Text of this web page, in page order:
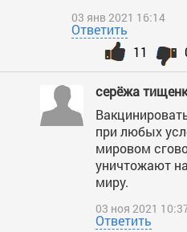
03 янв 2021 16:14
Ответить
11
серёжа
при любых
мировом
уничтожают
миру.
03 ноя 2021
Ответить